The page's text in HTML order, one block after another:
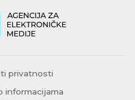
privatnosti
informacijama